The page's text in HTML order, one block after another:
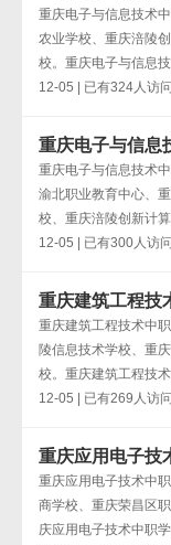
重庆电子与信息技术
农业学校、重庆涪陵
校。重庆电子与信息
12-05 | 已有324人访问
重庆电子与信息
重庆电子与信息技术
渝北职业教育中心、
校、重庆涪陵创新计
12-05 | 已有300人访问
重庆建筑工程技
重庆建筑工程技术中
陵信息技术学校、重
校。重庆建筑工程技
12-05 | 已有269人访问
重庆应用电子技
重庆应用电子技术中
商学校、重庆荣昌区
庆应用电子技术中职